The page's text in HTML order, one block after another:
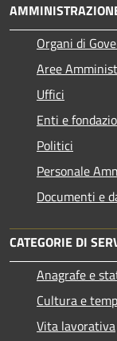
Organi di
Aree
Uffici
Enti e
Politici
Personale
Documenti e
CATEGORIE DI
Anagrafe e
Cultura e
Vita lavorativa